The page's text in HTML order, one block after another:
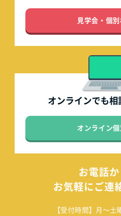
見学会・個
オンラインでも相
オンライン
お電話
お気軽にご連
【受付時間】月～